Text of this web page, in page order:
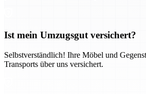
Ist mein Umzugsgut versichert?
Selbstverständlich! Ihre Möbel und
Transports über uns versichert.